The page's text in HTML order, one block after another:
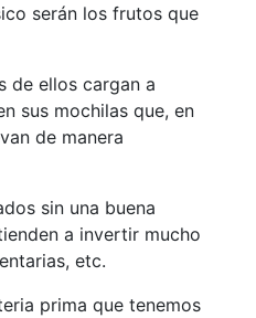
serán los frutos que
de ellos cargan a
sus mochilas que, en
de manera
sin una buena
a invertir mucho
etc.
prima que tenemos